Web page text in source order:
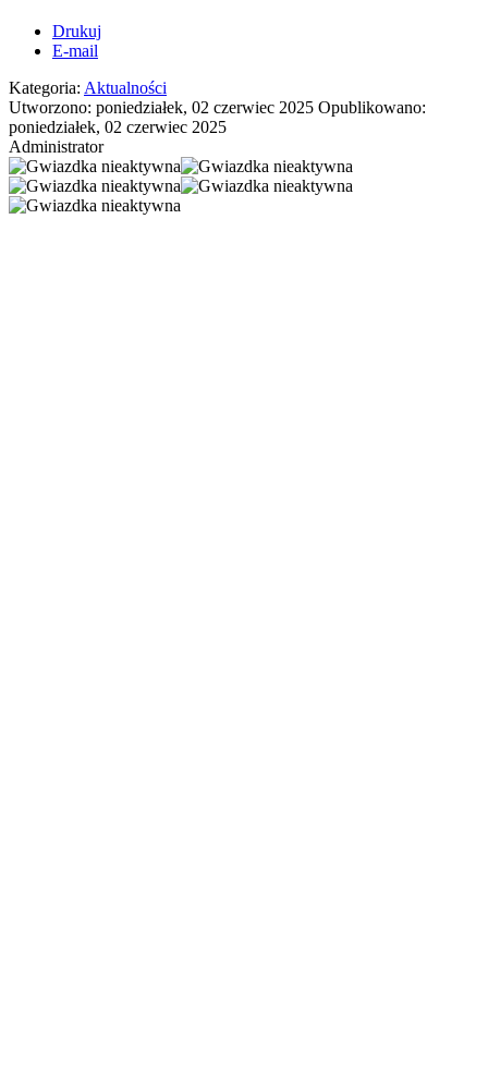
Drukuj
E-mail
Kategoria: Aktualności
Utworzono: poniedziałek, 02 czerwiec 2025 Opublikowano:
poniedziałek, 02 czerwiec 2025
Administrator